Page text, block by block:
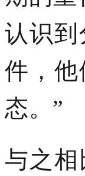
认识
件，
态。”
与之